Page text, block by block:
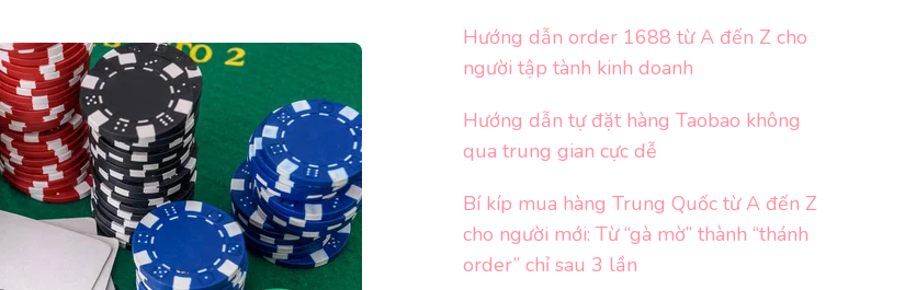
Hướng dẫn order 1688 từ A đến Z cho
người tập tành kinh doanh
Hướng dẫn tự đặt hàng Taobao không
qua trung gian cực dễ
Bí kíp mua hàng Trung Quốc từ A đến Z
cho người mới: Từ “gà mờ” thành “thánh
order” chỉ sau 3 lần